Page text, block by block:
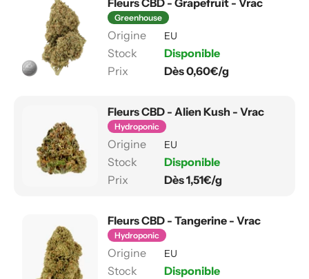
Fleurs CBD - Grapefruit - Vrac
Greenhouse
EU
Disponible
Dès 0,60€/g
Fleurs CBD - Alien Kush - Vrac
Hydroponic
EU
Disponible
Dès 1,51€/g
Fleurs CBD - Tangerine - Vrac
Hydroponic
EU
Disponible